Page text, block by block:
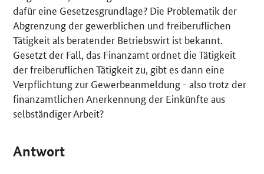
dafür eine Gesetzesgrundlage? Die Problematik der
Abgrenzung der gewerblichen und freiberuflichen
Tätigkeit als beratender Betriebswirt ist bekannt.
Gesetzt der Fall, das Finanzamt ordnet die Tätigkeit
der freiberuflichen Tätigkeit zu, gibt es dann eine
Verpflichtung zur Gewerbeanmeldung - also trotz der
finanzamtlichen Anerkennung der Einkünfte aus
selbständiger Arbeit?
Antwort